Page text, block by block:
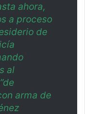
ahora,
a proceso
de
al
”de
arma de